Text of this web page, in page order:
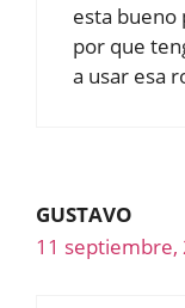
esta bueno
por que
a usar esa
GUSTAVO
11 septiembre,